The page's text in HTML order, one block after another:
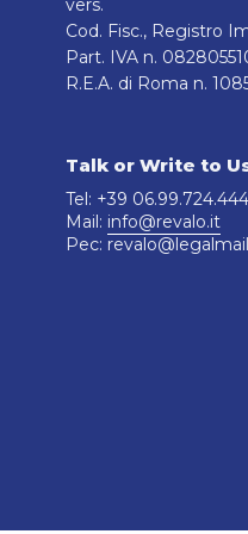
Cod. Fisc., Registro
Part. IVA n.
R.E.A. di Roma n.
Talk or Write to
Tel: +39 06.99.724.444
Mail: info@revalo.it
Pec: